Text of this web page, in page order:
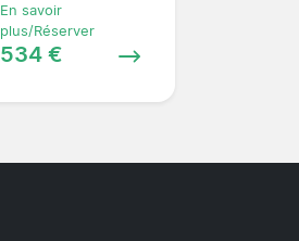
En savoir
plus/Réserver
534 €